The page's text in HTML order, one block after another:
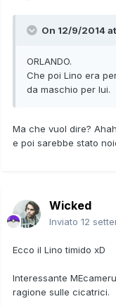
On 12/9/2014
ORLANDO.
Che poi Lino era
da maschio per lui.
Ma che vuol dire?
e poi sarebbe stato
Wicked
Inviato 12
Ecco il Lino timido xD
Interessante
ragione sulle cicatrici.